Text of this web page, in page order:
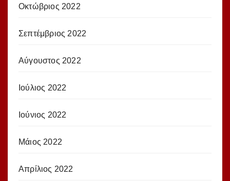
Οκτώβριος 2022
Σεπτέμβριος 2022
Αύγουστος 2022
Ιούλιος 2022
Ιούνιος 2022
Μάιος 2022
Απρίλιος 2022